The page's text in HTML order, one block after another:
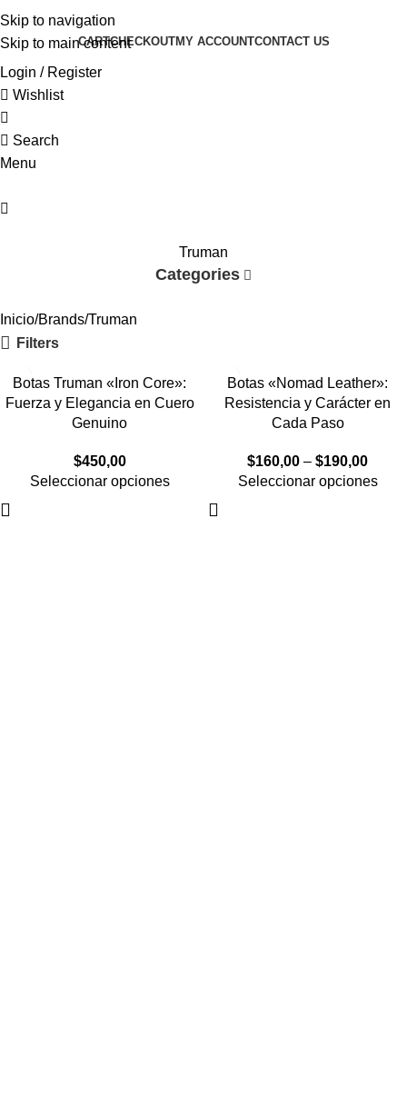
Skip to navigation
Skip to main content
CARTCHECKOUTMY ACCOUNTCONTACT US
Login / Register
Wishlist
Search
Menu
Truman
Categories
Inicio Brands Truman
Filters
Botas Truman «Iron Core»:
Fuerza y Elegancia en Cuero
Genuino
$450,00
Seleccionar opciones
Botas «Nomad Leather»:
Resistencia y Carácter en
Cada Paso
$160,00 – $190,00
Seleccionar opciones